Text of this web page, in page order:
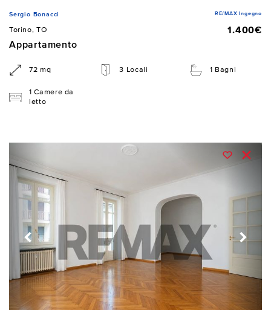
Sergio Bonacci RE/MAX Ingegno
Torino, TO
1.400€
Appartamento
72 mq 3 Locali 1 Bagni
1 Camere da
letto